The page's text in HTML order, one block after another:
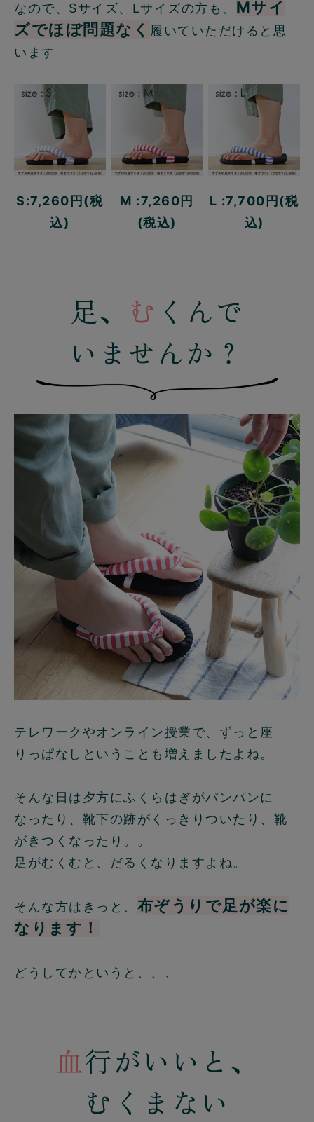
なので、Sサイズ、Lサイズの方も、 Mサイ
ズでほぼ問題なく 履いていただけると思
います
S:7,260円(税
込)
M :7,260円
(税込)
L :7,700円(税
込)
足、 む くんで
いませんか？
テレワークやオンライン授業で、ずっと座
りっぱなしということも増えましたよね。
そんな日は夕方にふくらはぎがパンパンに
なったり、靴下の跡がくっきりついたり、靴
がきつくなったり。。
足がむくむと、だるくなりますよね。
そんな方はきっと、 布ぞうりで足が楽に
なります！
どうしてかというと、、、
血行がいいと、
むくまない